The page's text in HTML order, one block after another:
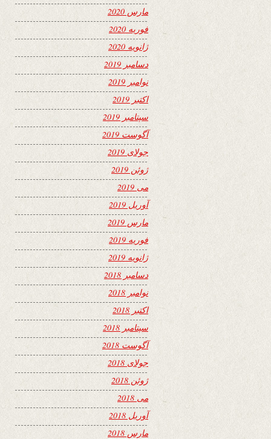
مارس 2020
فوریه 2020
ژانویه 2020
دسامبر 2019
نوامبر 2019
اکتبر 2019
سپتامبر 2019
آگوست 2019
جولای 2019
ژوئن 2019
می 2019
آوریل 2019
مارس 2019
فوریه 2019
ژانویه 2019
دسامبر 2018
نوامبر 2018
اکتبر 2018
سپتامبر 2018
آگوست 2018
جولای 2018
ژوئن 2018
می 2018
آوریل 2018
مارس 2018